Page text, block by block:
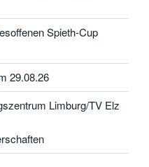
Spieth-Cup
29.08.26
Limburg/TV Elz